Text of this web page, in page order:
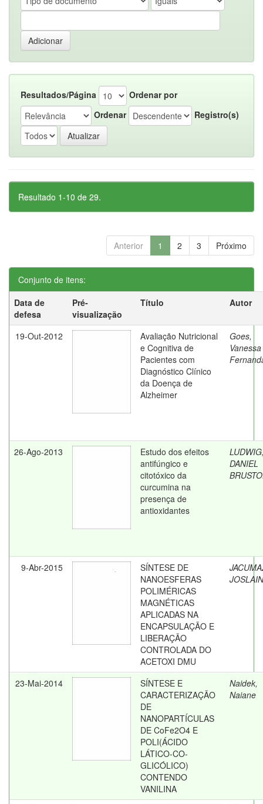
Resultados/Página
Ordenar por
Ordenar
Registro(s)
Resultado 1-10 de 29.
Anterior 1 2 3 Próximo
Conjunto de itens:
Data de
defesa
Pré-
visualização
Título Autor
19-Out-2012
Avaliação Nutricional
e Cognitiva de
Pacientes com
Diagnóstico Clínico
da Doença de
Alzheimer
Goes,
Vanessa
26-Ago-2013
Estudo dos efeitos
antifúngico e
citotóxico da
curcumina na
presença de
antioxidantes
DANIEL
9-Abr-2015
SÍNTESE DE
NANOESFERAS
POLIMÉRICAS
MAGNÉTICAS
APLICADAS NA
ENCAPSULAÇÃO E
LIBERAÇÃO
CONTROLADA DO
ACETOXI DMU
23-Mai-2014
SÍNTESE E
CARACTERIZAÇÃO
DE
NANOPARTÍCULAS
DE CoFe2O4 E
POLI(ÁCIDO
LÁTICO-CO-
GLICÓLICO)
CONTENDO
VANILINA
Naidek,
Naiane